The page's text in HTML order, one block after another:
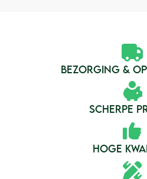
BEZORGING &
SCHERPE
HOGE